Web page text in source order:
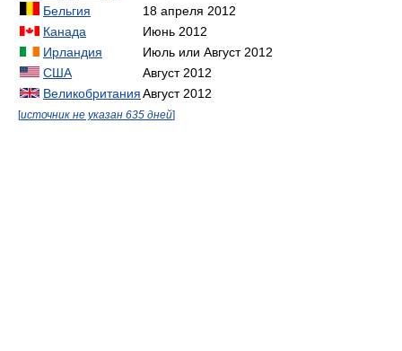
Бельгия
18 апреля 2012
Канада
Июнь 2012
Ирландия
Июль или Август 2012
США
Август 2012
ВеликобританияАвгуст 2012
[источник не указан 635 дней]